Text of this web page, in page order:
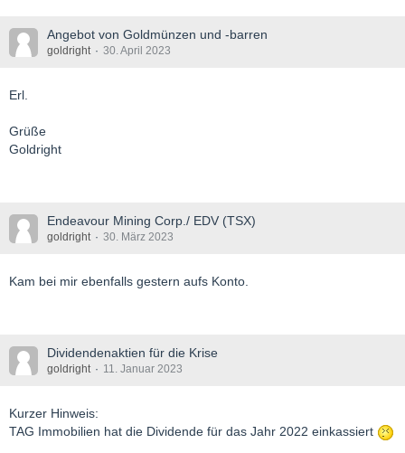
Angebot von Goldmünzen und -barren
goldright 30. April 2023
Erl.
Grüße
Goldright
Endeavour Mining Corp./ EDV (TSX)
goldright 30. März 2023
Kam bei mir ebenfalls gestern aufs Konto.
Dividendenaktien für die Krise
goldright 11. Januar 2023
Kurzer Hinweis:
TAG Immobilien hat die Dividende für das Jahr 2022 einkassiert